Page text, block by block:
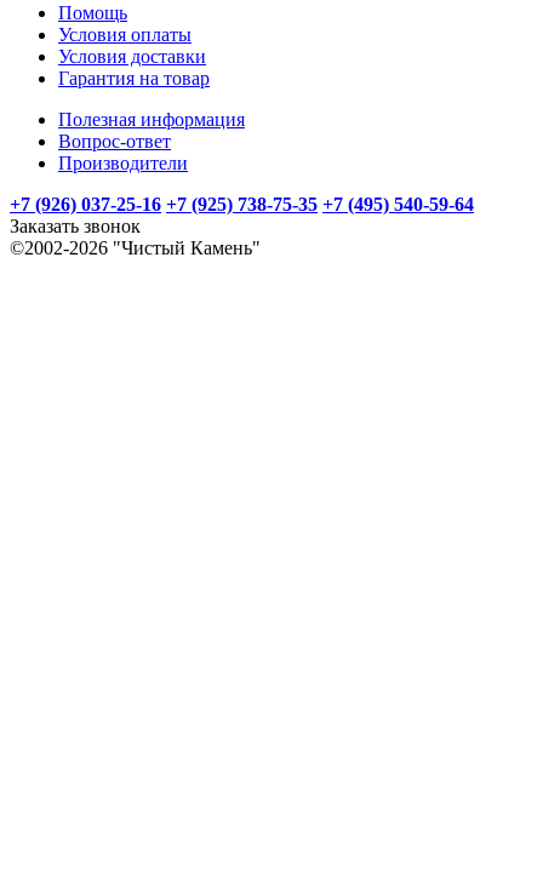
Помощь
Условия оплаты
Условия доставки
Гарантия на товар
Полезная информация
Вопрос-ответ
Производители
+7 (926) 037-25-16 +7 (925) 738-75-35 +7 (495) 540-59-64
Заказать звонок
©2002-2026 "Чистый Камень"